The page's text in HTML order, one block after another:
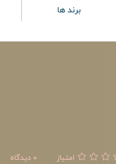
برند ها
امتیاز 0 دیدگاه